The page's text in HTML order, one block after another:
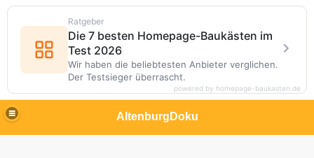
AltenburgDoku
Ratgeber
Die 7 besten Homepage-Baukästen im
Test 2026
Wir haben die beliebtesten Anbieter verglichen.
Der Testsieger überrascht.
powered by homepage-baukasten.de